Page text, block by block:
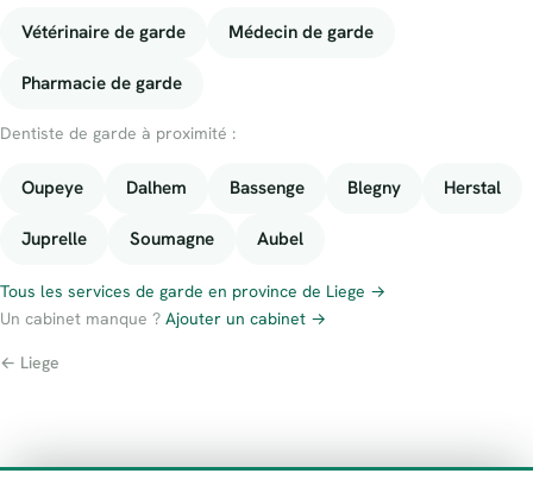
Vétérinaire de garde Médecin de garde
Pharmacie de garde
Dentiste de garde à proximité :
Oupeye Dalhem Bassenge Blegny Herstal
Juprelle Soumagne Aubel
Tous les services de garde en province de Liege →
Un cabinet manque ? Ajouter un cabinet →
← Liege